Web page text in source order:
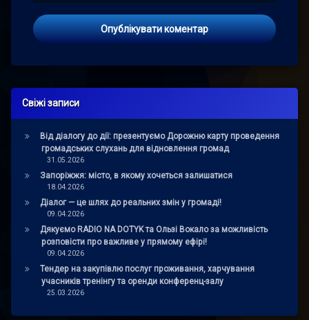
Свіжі записи
Від діалогу до дії: презентуємо Дорожню карту проведення
громадських слухань для відновлення громад
31.05.2026
Запоріжжя: місто, в якому хочеться залишатися
18.04.2026
Діалог — це шлях до реальних змін у громаді!
09.04.2026
Дякуємо RADIO NA DOTYK та Ользі Вокало за можливість
розповісти про важливе у прямому ефірі!
09.04.2026
Тендер на закупівлю послуг проживання, харчування
учасників тренінгу та оренди конференц-залу
25.03.2026